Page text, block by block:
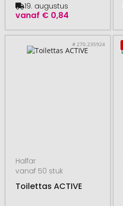
vanaf € 0,84
19. augustus
# 270.235924
Halfar
vanaf 50 stuk
Toilettas ACTIVE